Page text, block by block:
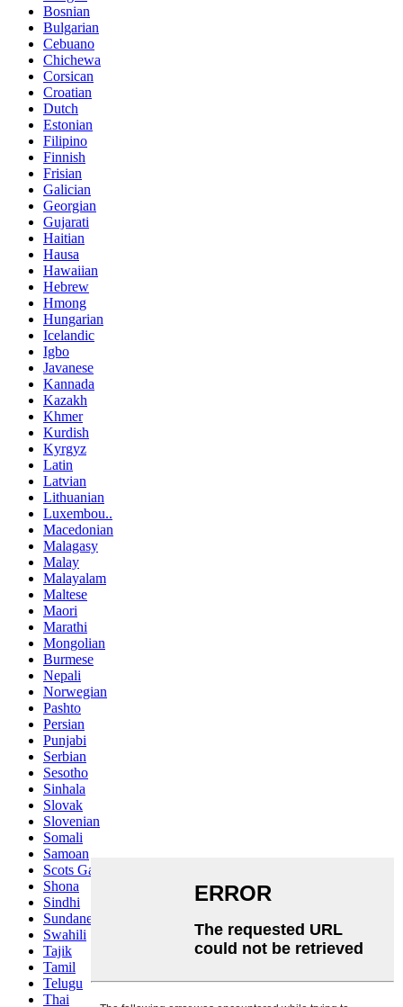
Bosnian
Bulgarian
Cebuano
Chichewa
Corsican
Croatian
Dutch
Estonian
Filipino
Finnish
Frisian
Galician
Georgian
Gujarati
Haitian
Hausa
Hawaiian
Hebrew
Hmong
Hungarian
Icelandic
Igbo
Javanese
Kannada
Kazakh
Khmer
Kurdish
Kyrgyz
Latin
Latvian
Lithuanian
Luxembou..
Macedonian
Malagasy
Malay
Malayalam
Maltese
Maori
Marathi
Mongolian
Burmese
Nepali
Norwegian
Pashto
Persian
Punjabi
Serbian
Sesotho
Sinhala
Slovak
Slovenian
Somali
Samoan
Scots Gaelic
Shona
Sindhi
Sundanese
Swahili
Tajik
Tamil
Telugu
Thai